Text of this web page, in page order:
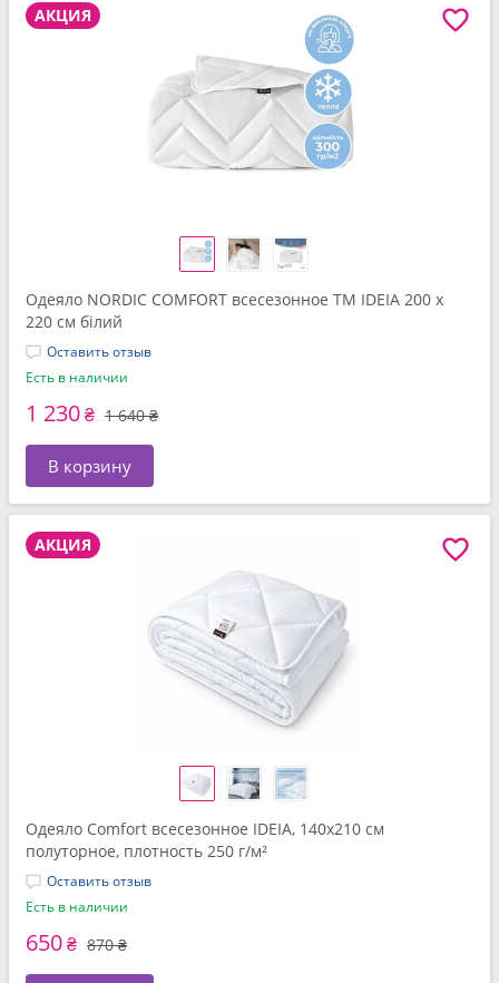
АКЦИЯ
Одеяло NORDIC COMFORT всесезонное ТМ IDEIA 200 x
220 см білий
Оставить отзыв
Есть в наличии
1 230₴ 1 640 ₴
В корзину
АКЦИЯ
Одеяло Comfort всесезонное IDEIA, 140x210 см
полуторное, плотность 250 г/м²
Оставить отзыв
Есть в наличии
650₴ 870 ₴